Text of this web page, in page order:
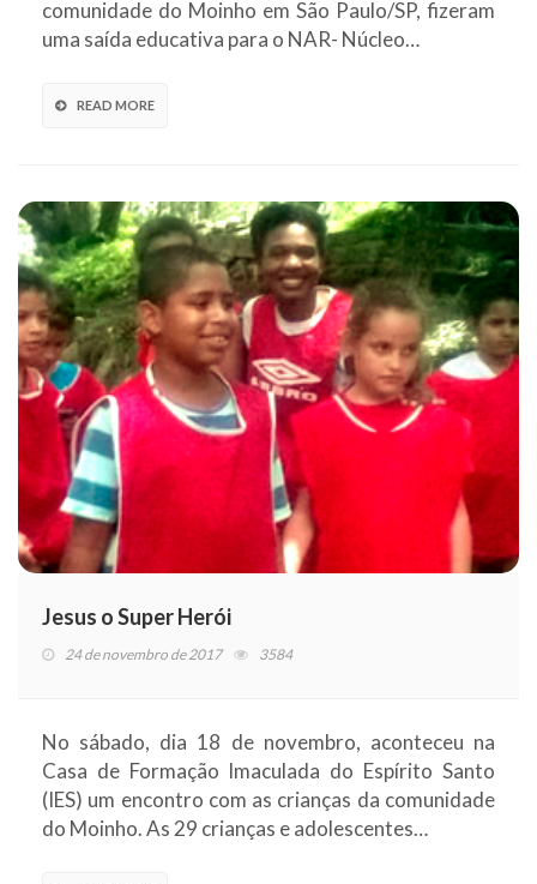
comunidade do Moinho em São Paulo/SP, fizeram
uma saída educativa para o NAR- Núcleo…
READ MORE
Jesus o Super Herói
24 de novembro de 2017 3584
No sábado, dia 18 de novembro, aconteceu na
Casa de Formação Imaculada do Espírito Santo
(IES) um encontro com as crianças da comunidade
do Moinho. As 29 crianças e adolescentes…